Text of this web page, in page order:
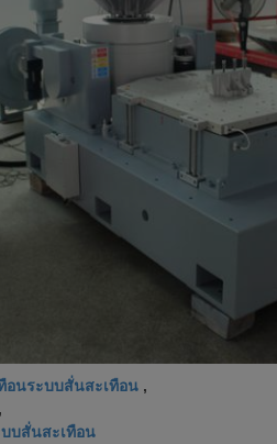
อนระบบสั่นสะเทือน ,
,
บสั่นสะเทือน